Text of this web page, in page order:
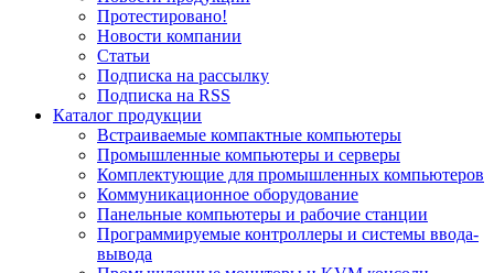
Протестировано!
Новости компании
Статьи
Подписка на рассылку
Подписка на RSS
Каталог продукции
Встраиваемые компактные компьютеры
Промышленные компьютеры и серверы
Комплектующие для промышленных компьютеров
Коммуникационное оборудование
Панельные компьютеры и рабочие станции
Программируемые контроллеры и системы ввода-
вывода